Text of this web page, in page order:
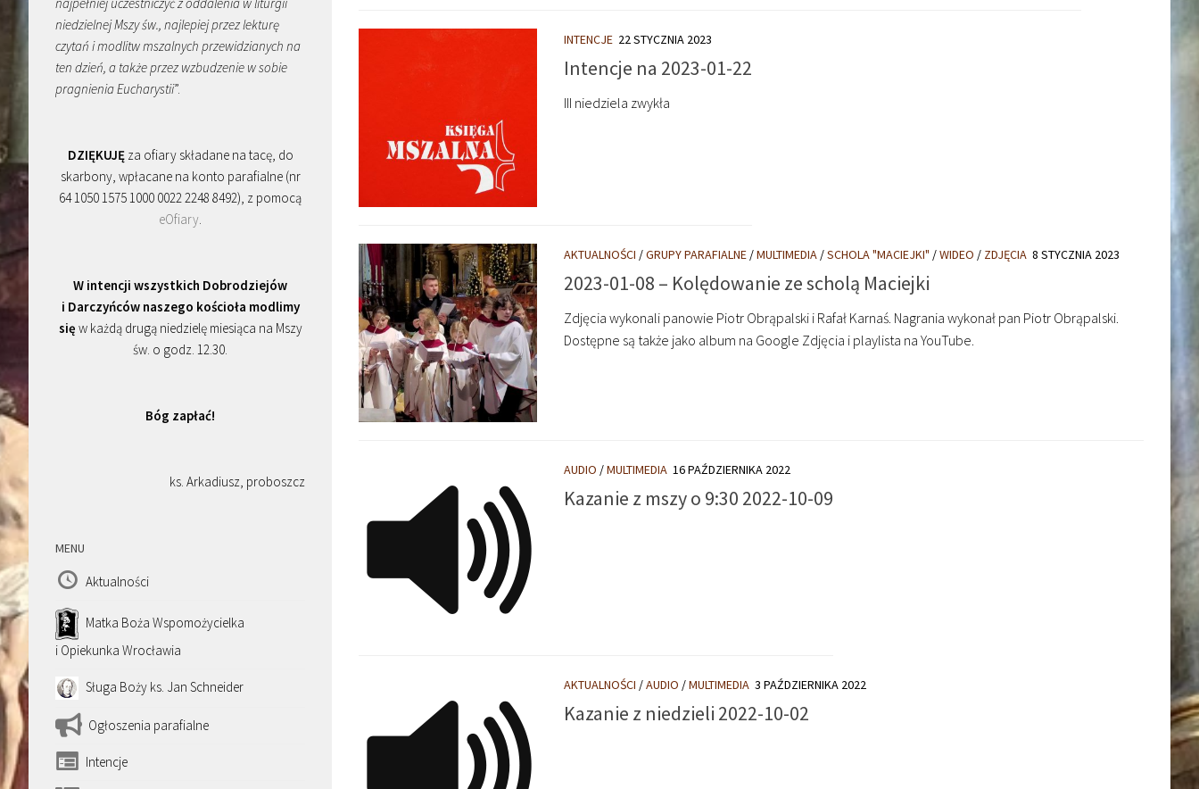
INTENCJE 22 STYCZNIA 2023
Intencje na 2023-01-22
III niedziela zwykła
AKTUALNOŚCI /GRUPY PARAFIALNE /MULTIMEDIA /SCHOLA "MACIEJKI" /WIDEO / ZDJĘCIA 8 STYCZNIA 2023
2023-01-08 – Kolędowanie ze scholą Maciejki
Zdjęcia wykonali panowie Piotr Obrąpalski i Rafał Karnaś. Nagrania wykonał pan Piotr Obrąpalski.
Dostępne są także jako album na Google Zdjęcia i playlista na YouTube.
AUDIO /MULTIMEDIA 16 PAŹDZIERNIKA 2022
Kazanie z mszy o 9:30 2022-10-09
AKTUALNOŚCI /AUDIO /MULTIMEDIA 3 PAŹDZIERNIKA 2022
Kazanie z niedzieli 2022-10-02
niedzielnej Mszy św., najlepiej przez lekturę
czytań i modlitw mszalnych przewidzianych na
ten dzień, a także przez wzbudzenie w sobie
pragnienia Eucharystii”.
DZIĘKUJĘza ofiary składane na tacę, do
skarbony, wpłacane na konto parafialne (nr
64 1050 1575 1000 0022 2248 8492), z pomocą
eOfiary.
W intencji wszystkich Dobrodziejów
i Darczyńców naszego kościoła modlimy
się w każdą drugą niedzielę miesiąca na Mszy
św. o godz. 12.30.
Bóg zapłać!
ks. Arkadiusz, proboszcz
MENU
Aktualności
Matka Boża Wspomożycielka
i Opiekunka Wrocławia
Sługa Boży ks. Jan Schneider
Ogłoszenia parafialne
Intencje